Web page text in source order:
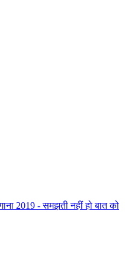
2019 - समझती नहीं हो बात को